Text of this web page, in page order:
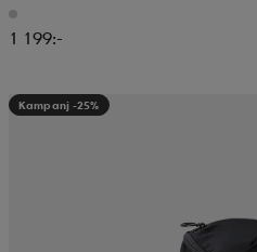
1 199:-
Kampanj -25%